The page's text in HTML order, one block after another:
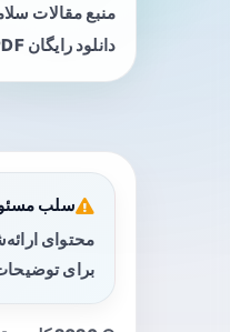
منبع مقالات
دانلود رایگان PDF کتاب‌های پزشکی.
سلب
محتوای
برای